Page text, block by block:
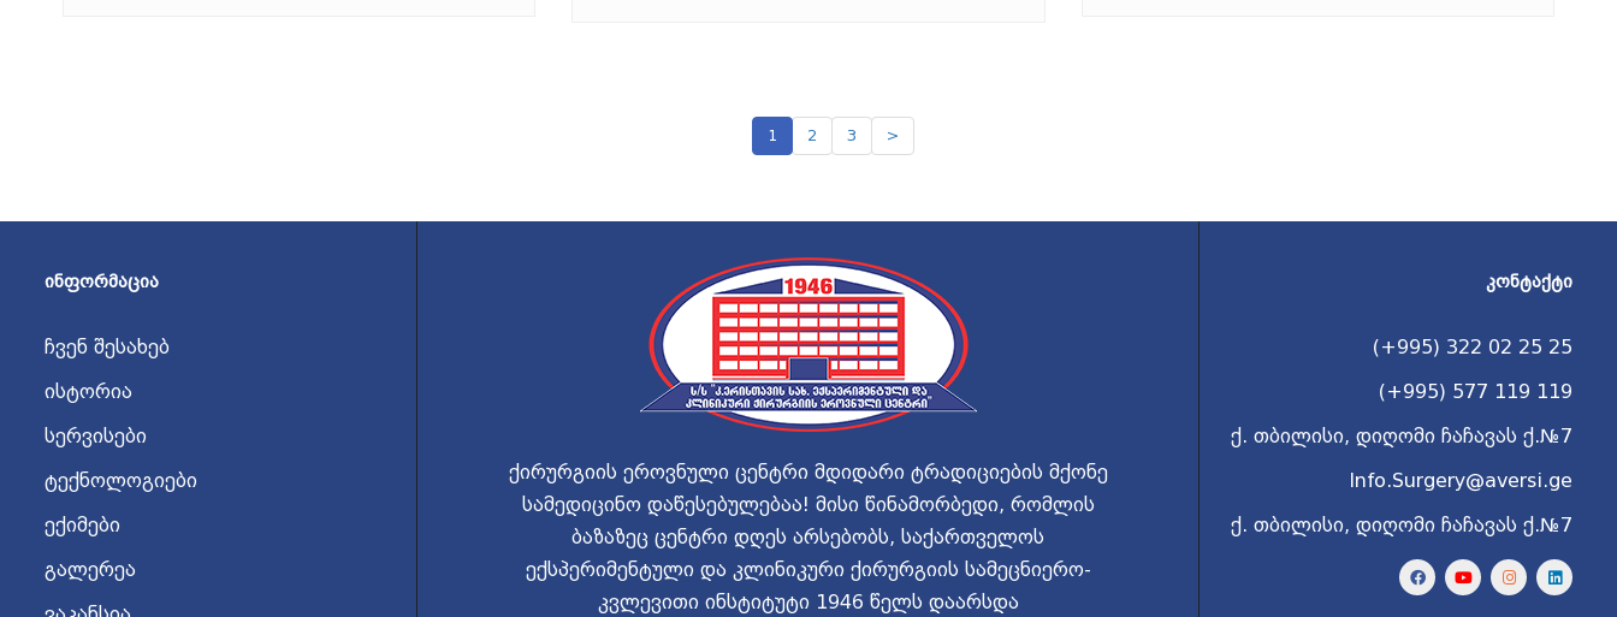
1 2 3 >
ᲘᲜᲤᲝᲠᲛᲐᲪᲘᲐ
ჩვენ შესახებ
ისტორია
სერვისები
ტექნოლოგიები
ექიმები
გალერეა
ქირურგიის ეროვნული ცენტრი მდიდარი ტრადიციების მქონე
სამედიცინო დაწესებულებაა! მისი წინამორბედი, რომლის
ბაზაზეც ცენტრი დღეს არსებობს, საქართველოს
ექსპერიმენტული და კლინიკური ქირურგიის სამეცნიერო-
კვლევითი ინსტიტუტი 1946 წელს დაარსდა
ᲙᲝᲜᲢᲐᲥᲢᲘ
(+995) 322 02 25 25
(+995) 577 119 119
ქ. თბილისი, დიღომი ჩაჩავას ქ.№7
Info.Surgery@aversi.ge
ქ. თბილისი, დიღომი ჩაჩავას ქ.№7